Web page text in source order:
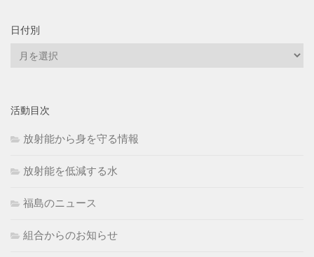
日付別
活動目次
放射能から身を守る情報
放射能を低減する水
福島のニュース
組合からのお知らせ